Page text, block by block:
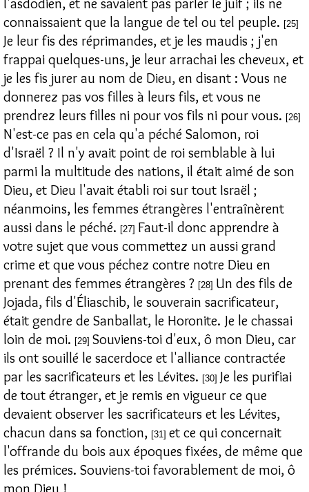
connaissaient que la langue de tel ou tel peuple. [25]
Je leur fis des réprimandes, et je les maudis ; j'en
frappai quelques-uns, je leur arrachai les cheveux, et
je les fis jurer au nom de Dieu, en disant : Vous ne
donnerez pas vos filles à leurs fils, et vous ne
prendrez leurs filles ni pour vos fils ni pour vous. [26]
N'est-ce pas en cela qu'a péché Salomon, roi
d'Israël ? Il n'y avait point de roi semblable à lui
parmi la multitude des nations, il était aimé de son
Dieu, et Dieu l'avait établi roi sur tout Israël ;
néanmoins, les femmes étrangères l'entraînèrent
aussi dans le péché. [27] Faut-il donc apprendre à
votre sujet que vous commettez un aussi grand
crime et que vous péchez contre notre Dieu en
prenant des femmes étrangères ? [28] Un des fils de
Jojada, fils d'Éliaschib, le souverain sacrificateur,
était gendre de Sanballat, le Horonite. Je le chassai
loin de moi. [29] Souviens-toi d'eux, ô mon Dieu, car
ils ont souillé le sacerdoce et l'alliance contractée
par les sacrificateurs et les Lévites. [30] Je les purifiai
de tout étranger, et je remis en vigueur ce que
devaient observer les sacrificateurs et les Lévites,
chacun dans sa fonction, [31] et ce qui concernait
l'offrande du bois aux époques fixées, de même que
les prémices. Souviens-toi favorablement de moi, ô
mon Dieu !